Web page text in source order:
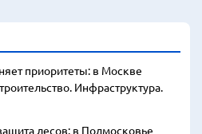
приоритеты: в Москве
Инфраструктура.
лесов: в Подмосковье